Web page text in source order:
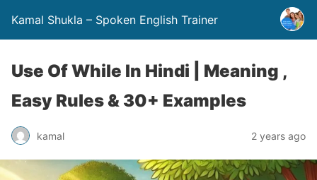
Kamal Shukla – Spoken English Trainer
Use Of While In Hindi | Meaning ,
Easy Rules & 30+ Examples
kamal 2 years ago